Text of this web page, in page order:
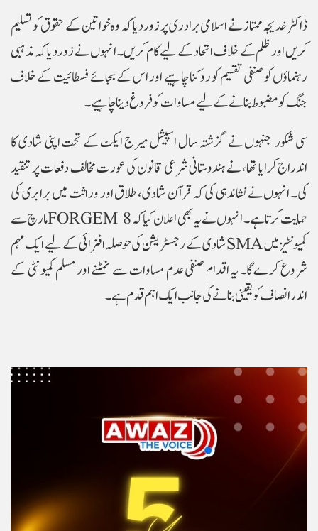
ڈاکٹر خدیجہ ممتاز نے اسلامی برادری پر زور دیا کہ وہ خواتین کے حقوق کو تسلیم
کریں اور ظلم کے خلاف اتحاد کے لیے کام کریں۔ انہوں نے زور دیا کہ مذہبی
رہنماؤں کو صنفی تقسیم کو روکنا چاہیے اور اس کے بجائے فسطائیت کے خلاف
جنگ کو مضبوط بنانے کے لیے مساوات کو فروغ دینا چاہیے۔
سی شکور جنہوں نے گزشتہ سال اسپیشل میرج ایکٹ کے تحت اپنی شادی کا
اندراج کرایا تھا، نے ہندوستانی شرعی قانون کی عورت مخالف دفعات پر تنقید
کی۔ انہوں نے نشاندہی کی کہ قرآن شادی، طلاق اور وراثت میں برابری کی
حمایت کرتا ہے۔ انہوں نے یہ بھی اعلان کیا کہFORGEM 8مارچ سے
کمیونٹیز میںSMAشادی کے رجسٹریشن کی حوصلہ افزائی کے لیے ایک مہم
شروع کرے گا۔ یہ اقدام صنفی عدم مساوات سے نمٹنے اور مسلم کمیونٹی کے
اندر انصاف کو یقینی بنانے کی جانب ایک اہم قدم ہے۔